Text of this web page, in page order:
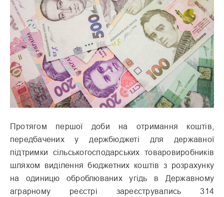
Протягом першої доби на отримання коштів,
передбачених у держбюджеті для державної
підтримки сільськогосподарських товаровиробників
шляхом виділення бюджетних коштів з розрахунку
на одиницю оброблюваних угідь в Державному
аграрному реєстрі зареєструвались 314